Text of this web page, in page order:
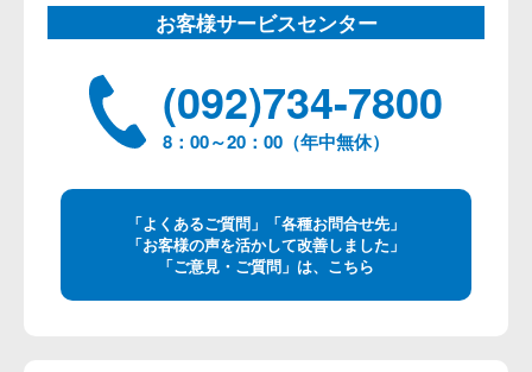
お客様サービスセンター
(092)734-7800
8：00～20：00（年中無休）
「よくあるご質問」「各種お問合せ先」
「お客様の声を活かして改善しました」
「ご意見・ご質問」は、こちら